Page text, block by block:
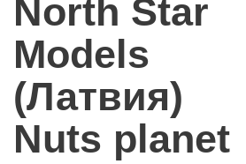
North Star
Models
(Латвия)
Nuts planet